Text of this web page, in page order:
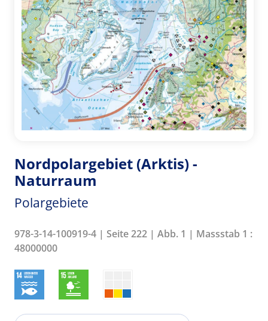
Nordpolargebiet (Arktis) -
Naturraum
Polargebiete
978-3-14-100919-4 | Seite 222 | Abb. 1 | Massstab 1 :
48000000